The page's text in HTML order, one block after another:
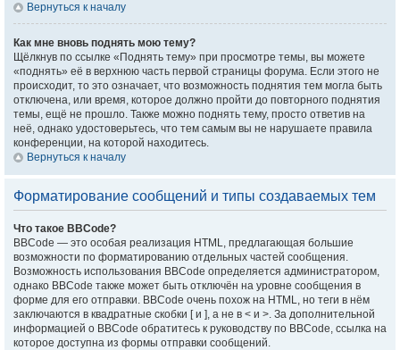
Вернуться к началу
Как мне вновь поднять мою тему?
Щёлкнув по ссылке «Поднять тему» при просмотре темы, вы можете
«поднять» её в верхнюю часть первой страницы форума. Если этого не
происходит, то это означает, что возможность поднятия тем могла быть
отключена, или время, которое должно пройти до повторного поднятия
темы, ещё не прошло. Также можно поднять тему, просто ответив на
неё, однако удостоверьтесь, что тем самым вы не нарушаете правила
конференции, на которой находитесь.
Вернуться к началу
Форматирование сообщений и типы создаваемых тем
Что такое BBCode?
BBCode — это особая реализация HTML, предлагающая большие
возможности по форматированию отдельных частей сообщения.
Возможность использования BBCode определяется администратором,
однако BBCode также может быть отключён на уровне сообщения в
форме для его отправки. BBCode очень похож на HTML, но теги в нём
заключаются в квадратные скобки [ и ], а не в < и >. За дополнительной
информацией о BBCode обратитесь к руководству по BBCode, ссылка на
которое доступна из формы отправки сообщений.